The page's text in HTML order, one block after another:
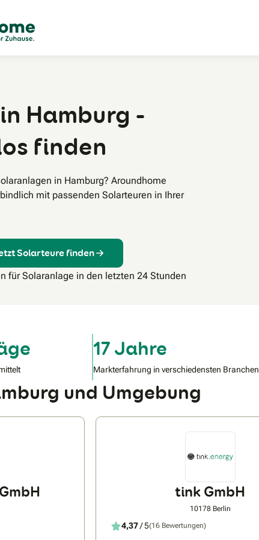
Hamburg -
finden
in Hamburg? Aroundhome
mit passenden Solarteuren in Ihrer
Solarteure finden
für Solaranlage in den letzten 24 Stunden
17 Jahre
Markterfahrung in verschiedensten Branchen
und Umgebung
tink GmbH
10178 Berlin
4,37/ 5(16 Bewertungen)